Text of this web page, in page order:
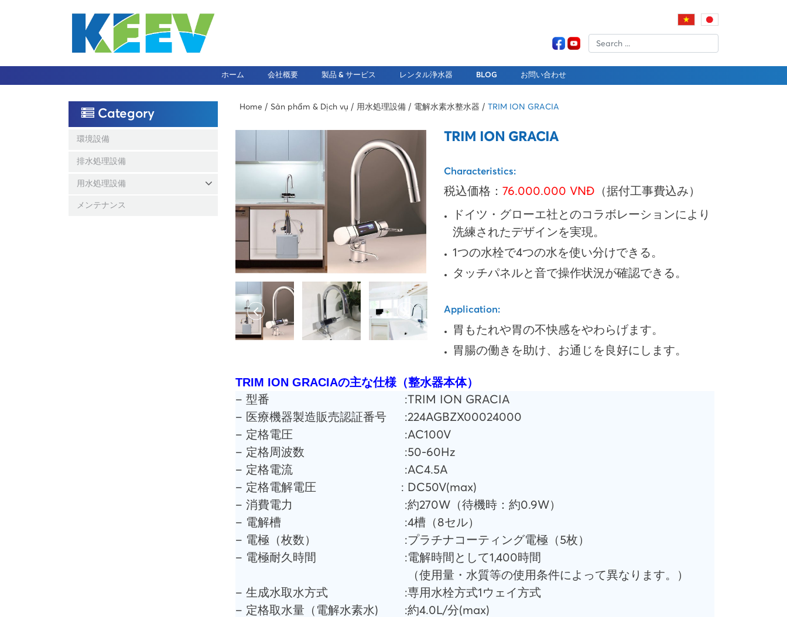
ホーム 会社概要 製品 & サービス レンタル浄水器 BLOG お問い合わせ
Category
環境設備
排水処理設備
用水処理設備
メンテナンス
Home Sản phẩm & Dịch vụ 用水処理設備 電解水素水整水器 TRIM ION GRACIA
TRIM ION GRACIA
Characteristics:
税込価格：76.000.000 VNĐ （据付工事費込み）
ドイツ・グローエ社とのコラボレーションにより
洗練されたデザインを実現。
1つの水栓で4つの水を使い分けできる。
タッチパネルと音で操作状況が確認できる。
Application:
胃もたれや胃の不快感をやわらげます。
胃腸の働きを助け、お通じを良好にします。
TRIM ION GRACIAの主な仕様（整水器本体）
– 型番 :TRIM ION GRACIA
– 医療機器製造販売認証番号
:224AGBZX00024000
– 定格電圧
:AC100V
– 定格周波数
:50-60Hz
– 定格電流
:AC4.5A
– 定格電解電圧
: DC50V(max)
– 消費電力
:約270W（待機時：約0.9W）
– 電解槽
:4槽（8セル）
– 電極（枚数）
:プラチナコーティング電極（5枚）
– 電極耐久時間
:電解時間として1,400時間
（使用量・水質等の使用条件によって異なります。）
– 生成水取水方式
:専用水栓方式1ウェイ方式
– 定格取水量（電解水素水)
:約4.0L/分(max)